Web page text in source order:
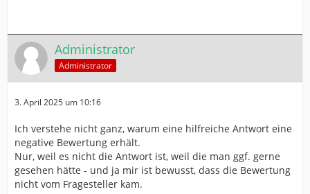
Administrator
Administrator
3. April 2025 um 10:16
Ich verstehe nicht ganz, warum eine hilfreiche Antwort eine
negative Bewertung erhält.
Nur, weil es nicht die Antwort ist, weil die man ggf. gerne
gesehen hätte - und ja mir ist bewusst, dass die Bewertung
nicht vom Fragesteller kam.